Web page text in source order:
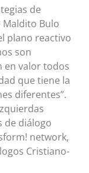
de
Bulo
plano reactivo
son
en valor todos
que tiene la
diferentes”.
de diálogo
network,
Cristiano-